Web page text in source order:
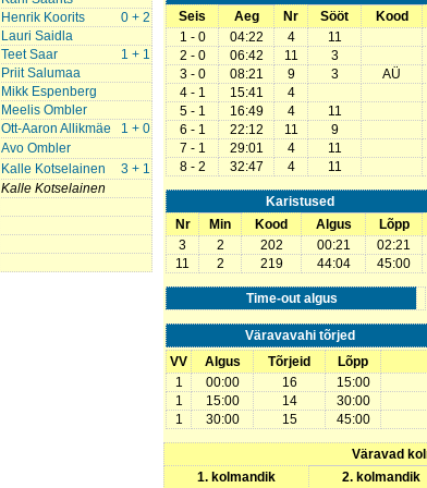
0 + 2
Henrik Koorits
Lauri Saidla
1 + 1
Teet Saar
Priit Salumaa
Mikk Espenberg
Meelis Ombler
1 + 0
Ott-Aaron Allikmäe
Avo Ombler
3 + 1
Kalle Kotselainen
Kalle Kotselainen
Seis
Aeg Nr Sööt
Kood
1 - 0
04:22 4
11
2 - 0
06:42 11
3
3 - 0
08:21 9 3
AÜ
4 - 1
15:41
4
5 - 1
16:49 4
11
6 - 1
22:12 11
9
7 - 1
29:01 4
11
8 - 2
32:47 4 11
Karistused
Nr
Min Kood Algus
Lõpp
3
2 202 00:21
02:21
11
2 219 44:04 45:00
Time-out algus
Väravavahi tõrjed
VV
Algus Tõrjeid
Lõpp
1
00:00 16
15:00
1
15:00 14
30:00
1
30:00 15 45:00
Väravad
1. kolmandik
2. kolmandik